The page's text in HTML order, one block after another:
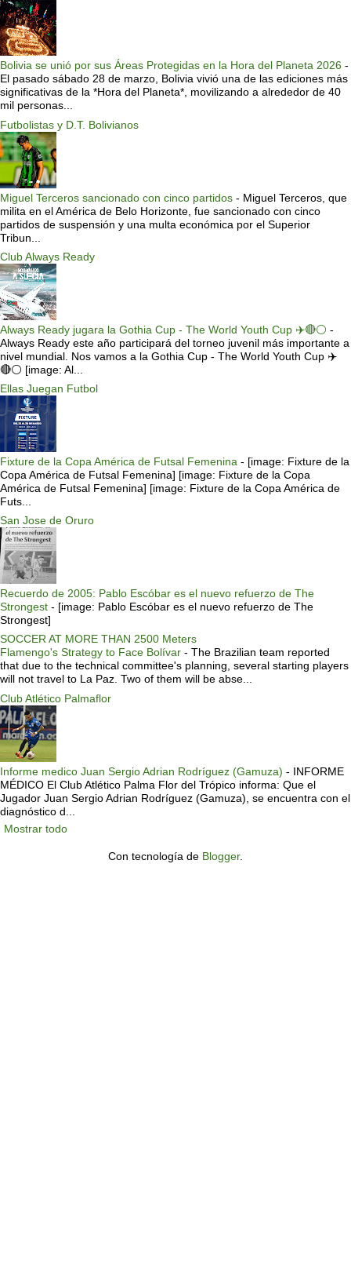
Bolivia se unió por sus Áreas Protegidas en la Hora del Planeta 2026 -
El pasado sábado 28 de marzo, Bolivia vivió una de las ediciones más
significativas de la *Hora del Planeta*, movilizando a alrededor de 40
mil personas...
Futbolistas y D.T. Bolivianos
Miguel Terceros sancionado con cinco partidos - Miguel Terceros, que
milita en el América de Belo Horizonte, fue sancionado con cinco
partidos de suspensión y una multa económica por el Superior
Tribun...
Club Always Ready
Always Ready jugara la Gothia Cup - The World Youth Cup ✈️🔴⚪️ -
Always Ready este año participará del torneo juvenil más importante a
nivel mundial. Nos vamos a la Gothia Cup - The World Youth Cup ✈️
🔴⚪️ [image: Al...
Ellas Juegan Futbol
Fixture de la Copa América de Futsal Femenina - [image: Fixture de la
Copa América de Futsal Femenina] [image: Fixture de la Copa
América de Futsal Femenina] [image: Fixture de la Copa América de
Futs...
San Jose de Oruro
Recuerdo de 2005: Pablo Escóbar es el nuevo refuerzo de The
Strongest - [image: Pablo Escóbar es el nuevo refuerzo de The
Strongest]
SOCCER AT MORE THAN 2500 Meters
Flamengo's Strategy to Face Bolívar - The Brazilian team reported
that due to the technical committee's planning, several starting players
will not travel to La Paz. Two of them will be abse...
Club Atlético Palmaflor
Informe medico Juan Sergio Adrian Rodríguez (Gamuza) - INFORME
MÉDICO El Club Atlético Palma Flor del Trópico informa: Que el
Jugador Juan Sergio Adrian Rodríguez (Gamuza), se encuentra con el
diagnóstico d...
Mostrar todo
Con tecnología de Blogger.